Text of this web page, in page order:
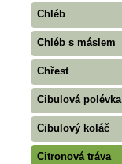
Chléb
Chléb s máslem
Chřest
Cibulová polévka
Cibulový koláč
Citronová tráva